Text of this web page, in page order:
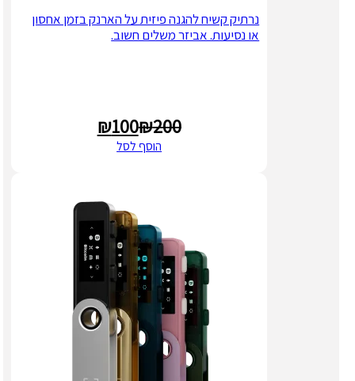
נרתיק קשיח להגנה פיזית על הארנק בזמן אחסון
או נסיעות. אביזר משלים חשוב.
₪200 המחיר
המקורי
₪200.
₪100
המחיר
הנוכחי
₪100.
הוסף לסל